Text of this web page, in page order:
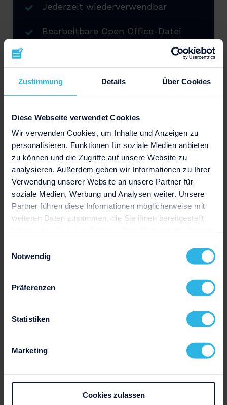
Zustimmung Details Über Cookies
Diese Webseite verwendet Cookies
Wir verwenden Cookies, um Inhalte und Anzeigen zu
personalisieren, Funktionen für soziale Medien anbieten
zu können und die Zugriffe auf unsere Website zu
analysieren. Außerdem geben wir Informationen zu Ihrer
Verwendung unserer Website an unsere Partner für
soziale Medien, Werbung und Analysen weiter. Unsere
Partner führen diese Informationen möglicherweise mit
weiteren Daten zusammen, die Sie ihnen bereitgestellt
Notwendig
Präferenzen
Statistiken
Marketing
Cookies zulassen
Jederzeit wiederverwendbar
Bearbeitbare Open Office-Datei
Jetzt herunterladen